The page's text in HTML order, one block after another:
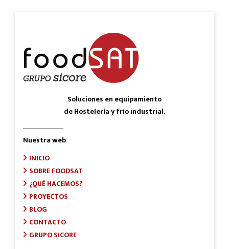
Soluciones en equipamiento
de Hostelería y frío industrial.
Nuestra web
INICIO
SOBRE FOODSAT
¿QUÉ HACEMOS?
PROYECTOS
BLOG
CONTACTO
GRUPO SICORE